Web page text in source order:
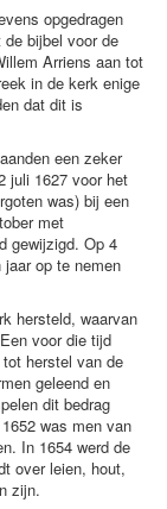
opgedragen
bijbel voor de
Arriens aan tot
in de kerk enige
dat dit is
een zeker
juli 1627 voor het
was) bij een
met
gewijzigd. Op 4
op te nemen
hersteld, waarvan
voor die tijd
herstel van de
geleend en
dit bedrag
was men van
In 1654 werd de
over leien, hout,
zijn.